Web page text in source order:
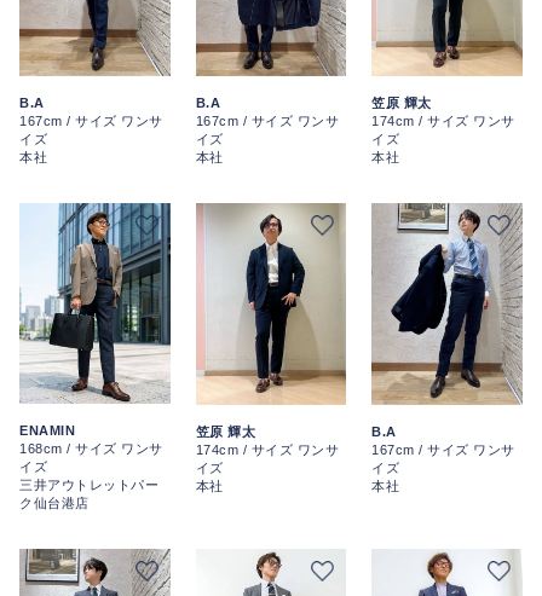
B.A
167cm / サイズ ワンサ
イズ
本社
B.A
167cm / サイズ ワンサ
イズ
本社
笠原 輝太
174cm / サイズ ワンサ
イズ
本社
ENAMIN
168cm / サイズ ワンサ
イズ
三井アウトレットパー
ク仙台港店
笠原 輝太
174cm / サイズ ワンサ
イズ
本社
B.A
167cm / サイズ ワンサ
イズ
本社